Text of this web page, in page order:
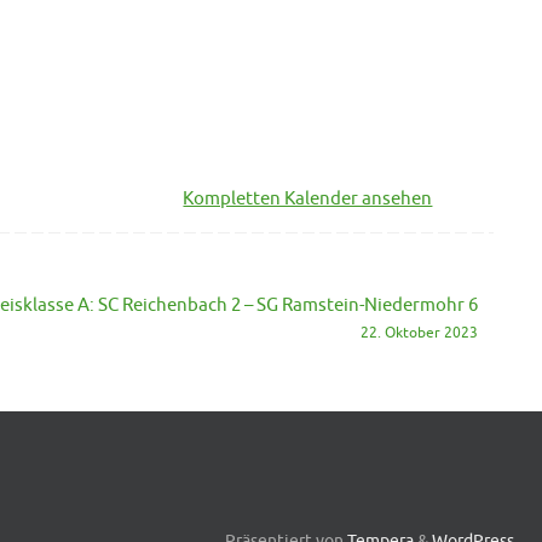
Kompletten Kalender ansehen
A: SC Reichenbach 2 – SG Ramstein-Niedermohr 6
22. Oktober 2023